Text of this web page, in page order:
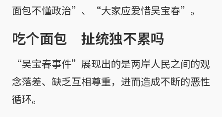
面包不懂政治”、“大家应爱惜吴宝春”。
吃个面包 扯统独不累吗
“吴宝春事件”展现出的是两岸人民之间的观
念落差、缺乏互相尊重，进而造成不断的恶性
循环。